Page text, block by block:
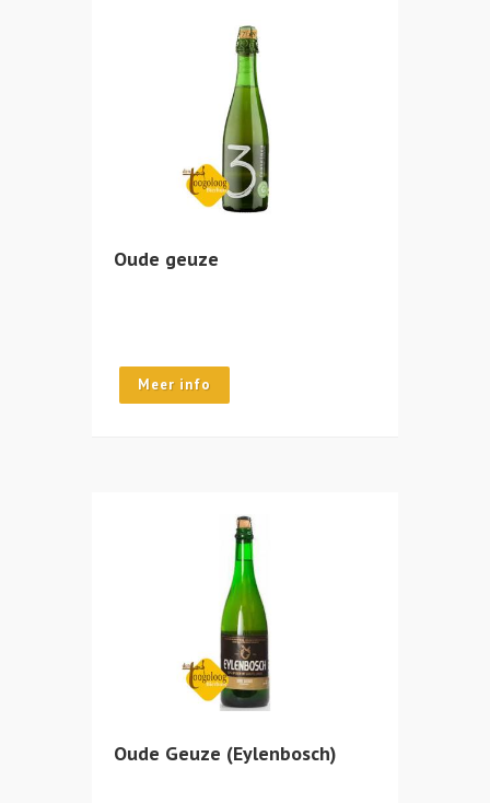
Oude geuze
Meer info
Oude Geuze (Eylenbosch)